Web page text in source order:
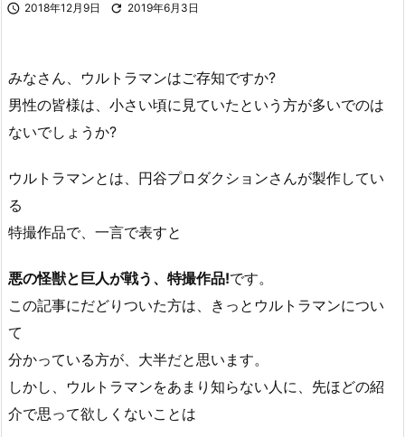
 2018年12月9日  2019年6月3日
みなさん、ウルトラマンはご存知ですか?
男性の皆様は、小さい頃に見ていたという方が多いでのは
ないでしょうか?
ウルトラマンとは、円谷プロダクションさんが製作してい
る
特撮作品で、一言で表すと
悪の怪獣と巨人が戦う、特撮作品!です。
この記事にだどりついた方は、きっとウルトラマンについ
て
分かっている方が、大半だと思います。
しかし、ウルトラマンをあまり知らない人に、先ほどの紹
介で思って欲しくないことは